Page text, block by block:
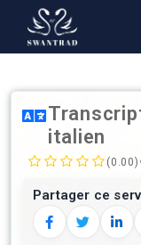
italien
(0.00)
Partager ce
Facebook
Twitter